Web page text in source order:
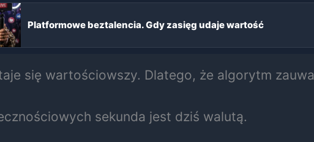
Platformowe beztalencia. Gdy zasięg udaje wartość
się wartościowszy. Dlatego, że algorytm
sekunda jest dziś walutą.